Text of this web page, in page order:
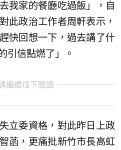
我家的餐廳吃過飯」，自
此政治工作者周軒表示，
快回想一下，過去講了什
引信點燃了」。
繼續往下閱讀
立委資格，對此昨日上政
菡，更痛批新竹市長高虹